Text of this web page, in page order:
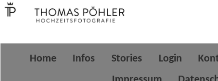
Home Infos Stories Login